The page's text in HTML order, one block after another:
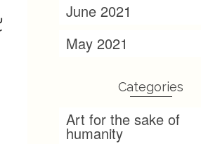
June 2021
May 2021
Categories
Art for the sake of
humanity